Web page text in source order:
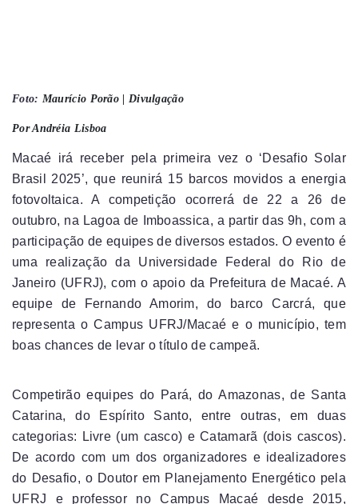
Foto: Maurício Porão | Divulgação
Por Andréia Lisboa
Macaé irá receber pela primeira vez o ‘Desafio Solar
Brasil 2025’, que reunirá 15 barcos movidos a energia
fotovoltaica. A competição ocorrerá de 22 a 26 de
outubro, na Lagoa de Imboassica, a partir das 9h, com a
participação de equipes de diversos estados. O evento é
uma realização da Universidade Federal do Rio de
Janeiro (UFRJ), com o apoio da Prefeitura de Macaé. A
equipe de Fernando Amorim, do barco Carcrá, que
representa o Campus UFRJ/Macaé e o município, tem
boas chances de levar o título de campeã.
Competirão equipes do Pará, do Amazonas, de Santa
Catarina, do Espírito Santo, entre outras, em duas
categorias: Livre (um casco) e Catamarã (dois cascos).
De acordo com um dos organizadores e idealizadores
do Desafio, o Doutor em Planejamento Energético pela
UFRJ e professor no Campus Macaé desde 2015,